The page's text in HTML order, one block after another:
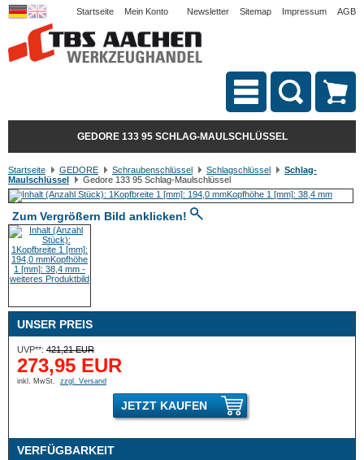
Startseite Mein Konto Newsletter Sitemap Impressum AGB
GEDORE 133 95 SCHLAG-MAULSCHLÜSSEL
Startseite GEDORE Schraubenschlüssel Schlagschlüssel
Schlag-
Maulschlüssel
Gedore 133 95 Schlag-Maulschlüssel
Zum Vergrößern Bild anklicken!
UNSER PREIS
UVP**: 421,21 EUR
273,95 EUR
inkl. MwSt. zzgl. Versand
JETZT KAUFEN
VERFÜGBARKEIT